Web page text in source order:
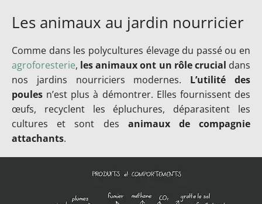
Les animaux au jardin nourricier
Comme dans les polycultures élevage du passé ou en
agroforesterie, les animaux ont un rôle crucial dans
nos jardins nourriciers modernes. L’utilité des
poules n’est plus à démontrer. Elles fournissent des
œufs, recyclent les épluchures, déparasitent les
cultures et sont des animaux de compagnie
attachants.